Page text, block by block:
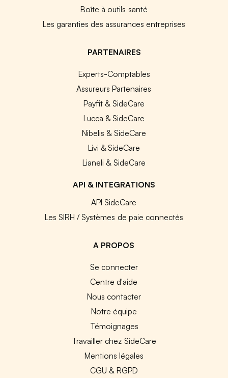
Boîte à outils santé
Les garanties des assurances entreprises
PARTENAIRES
Experts-Comptables
Assureurs Partenaires
Payfit & SideCare
Lucca & SideCare
Nibelis & SideCare
Livi & SideCare
Lianeli & SideCare
API & INTEGRATIONS
API SideCare
Les SIRH / Systèmes de paie connectés
A PROPOS
Se connecter
Centre d'aide
Nous contacter
Notre équipe
Témoignages
Travailler chez SideCare
Mentions légales
CGU & RGPD